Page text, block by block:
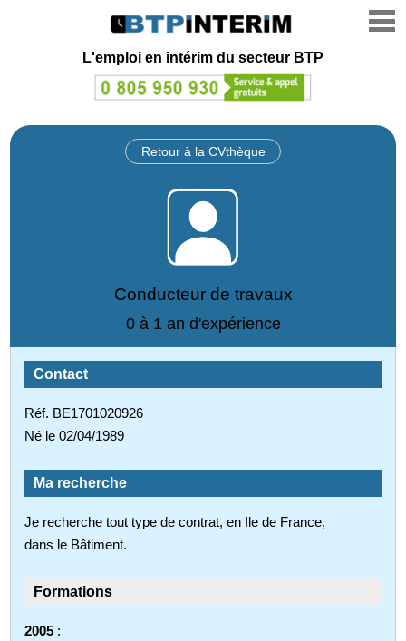
L'emploi en intérim du secteur BTP
Retour à la CVthèque
Conducteur de travaux
0 à 1 an d'expérience
Contact
Réf. BE1701020926
Né le 02/04/1989
Ma recherche
Je recherche tout type de contrat, en Ile de France,
dans le Bâtiment.
Formations
2005 :